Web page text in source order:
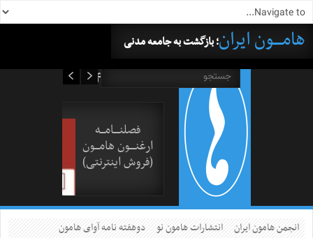
هامــــون ایران؛ بازگشت به جامعه مدنی
فصلنــــامـــه
ارغنــــون هامـــون
(فروش اینترنتی)
انجمن هامون ایران انتشارات هامون نو
دوهفته نامه آوای هامون